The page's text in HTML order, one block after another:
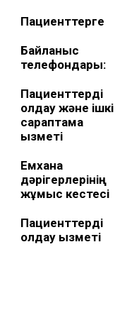
Пациенттерге
Байланыс
телефондары:
Пациенттерді
қолдау және ішкі
сараптама
қызметі
Емхана
дәрігерлерінің
жұмыс кестесі
Пациенттерді
қолдау қызметі